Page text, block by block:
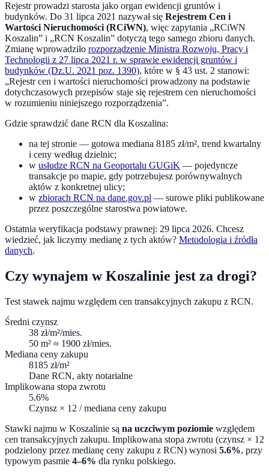
Rejestr prowadzi starosta jako organ ewidencji gruntów i
budynków. Do 31 lipca 2021 nazywał się Rejestrem Cen i
Wartości Nieruchomości (RCiWN), więc zapytania „RCiWN
Koszalin” i „RCN Koszalin” dotyczą tego samego zbioru danych.
Zmianę wprowadziło rozporządzenie Ministra Rozwoju, Pracy i
Technologii z 27 lipca 2021 r. w sprawie ewidencji gruntów i
budynków (Dz.U. 2021 poz. 1390), które w § 43 ust. 2 stanowi:
„Rejestr cen i wartości nieruchomości prowadzony na podstawie
dotychczasowych przepisów staje się rejestrem cen nieruchomości
w rozumieniu niniejszego rozporządzenia”.
Gdzie sprawdzić dane RCN dla Koszalina:
na tej stronie — gotowa mediana 8185 zł/m², trend kwartalny
i ceny według dzielnic;
w usłudze RCN na Geoportalu GUGiK — pojedyncze
transakcje po mapie, gdy potrzebujesz porównywalnych
aktów z konkretnej ulicy;
w zbiorach RCN na dane.gov.pl — surowe pliki publikowane
przez poszczególne starostwa powiatowe.
Ostatnia weryfikacja podstawy prawnej: 29 lipca 2026. Chcesz
wiedzieć, jak liczymy medianę z tych aktów? Metodologia i źródła
danych.
Czy wynajem wKoszalinie jest za drogi?
Test stawek najmu względem cen transakcyjnych zakupu z RCN.
Średni czynsz
38 zł/m²/mies.
50 m² ≈ 1900 zł/mies.
Mediana ceny zakupu
8185 zł/m²
Dane RCN, akty notarialne
Implikowana stopa zwrotu
5.6%
Czynsz × 12 / mediana ceny zakupu
Stawki najmu w Koszalinie są na uczciwym poziomie względem
cen transakcyjnych zakupu. Implikowana stopa zwrotu (czynsz × 12
podzielony przez medianę ceny zakupu z RCN) wynosi 5.6%, przy
typowym pasmie 4–6% dla rynku polskiego.